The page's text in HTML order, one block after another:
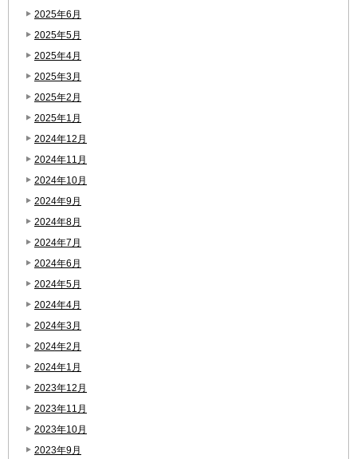
2025年6月
2025年5月
2025年4月
2025年3月
2025年2月
2025年1月
2024年12月
2024年11月
2024年10月
2024年9月
2024年8月
2024年7月
2024年6月
2024年5月
2024年4月
2024年3月
2024年2月
2024年1月
2023年12月
2023年11月
2023年10月
2023年9月